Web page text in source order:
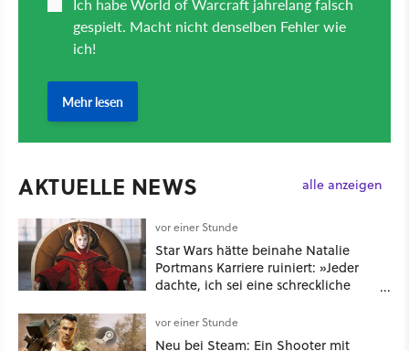
AKTUELLE NEWS alle anzeigen
vor einer Stunde
Star Wars hätte beinahe Natalie
Portmans Karriere ruiniert: »Jeder
dachte, ich sei eine schreckliche
vor einer Stunde
Neu bei Steam: Ein Shooter mit